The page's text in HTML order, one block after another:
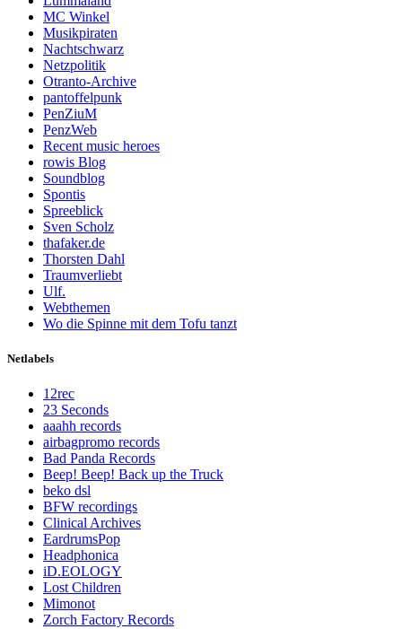
MC Winkel
Musikpiraten
Nachtschwarz
Netzpolitik
Otranto-Archive
pantoffelpunk
PenZiuM
PenzWeb
Recent music heroes
rowis Blog
Soundblog
Spontis
Spreeblick
Sven Scholz
thafaker.de
Thorsten Dahl
Traumverliebt
Ulf.
Webthemen
Wo die Spinne mit dem Tofu tanzt
Netlabels
12rec
23 Seconds
aaahh records
airbagpromo records
Bad Panda Records
Beep! Beep! Back up the Truck
beko dsl
BFW recordings
Clinical Archives
EardrumsPop
Headphonica
iD.EOLOGY
Lost Children
Mimonot
Zorch Factory Records